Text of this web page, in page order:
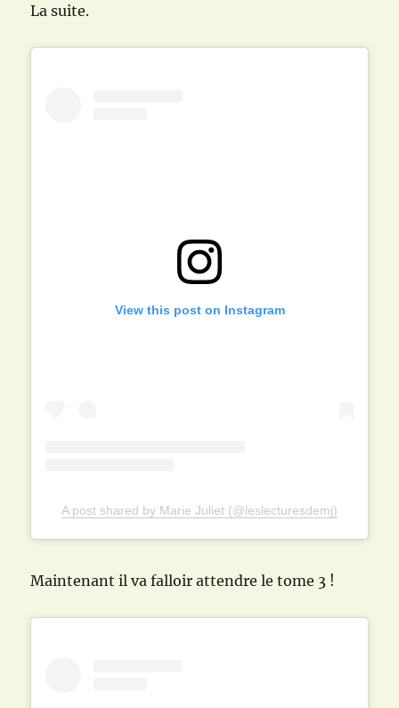
La suite.
View this post on Instagram
A post shared by Marie Juliet (@leslecturesdemj)
Maintenant il va falloir attendre le tome 3 !